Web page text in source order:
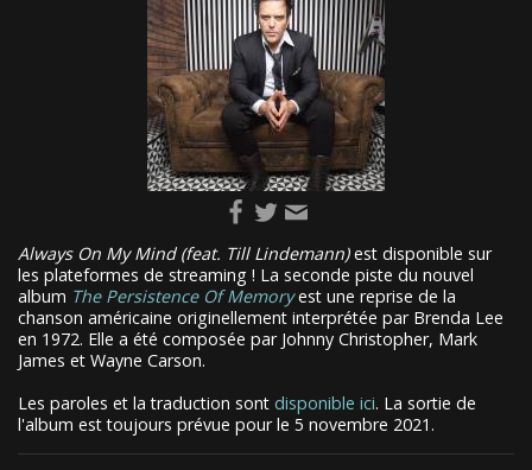
Always On My Mind (feat. Till Lindemann)est disponible sur
les plateformes de streaming ! La seconde piste du nouvel
album The Persistence Of Memoryest une reprise de la
chanson américaine originellement interprétée par Brenda Lee
en 1972. Elle a été composée par Johnny Christopher, Mark
James et Wayne Carson.
Les paroles et la traduction sont disponible ici. La sortie de
l'album est toujours prévue pour le 5 novembre 2021.